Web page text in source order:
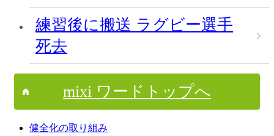
練習後に搬送 ラグビー選手
死去
mixi ワードトップへ
健全化の取り組み